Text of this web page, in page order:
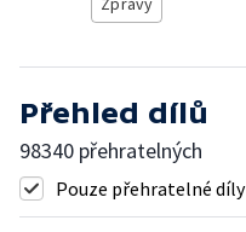
Přehled dílů
98340 přehratelných
Pouze přehratelné díly